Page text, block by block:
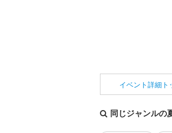
イベント詳細
同じジャンルの